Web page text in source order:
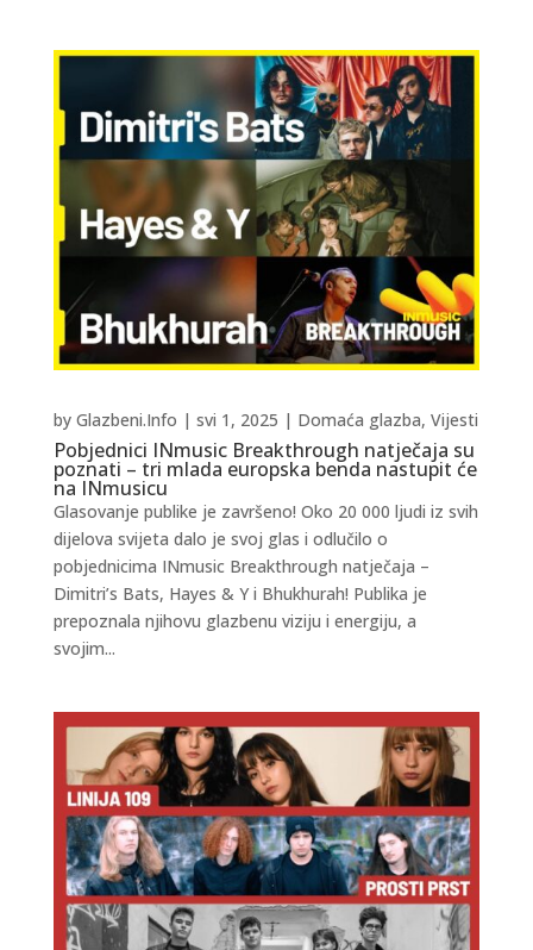
Pobjednici INmusic Breakthrough natječaja su
poznati – tri mlada europska benda nastupit će
na INmusicu
by Glazbeni.Info | svi 1, 2025 | Domaća glazba, Vijesti
Glasovanje publike je završeno! Oko 20 000 ljudi iz svih
dijelova svijeta dalo je svoj glas i odlučilo o
pobjednicima INmusic Breakthrough natječaja –
Dimitri’s Bats, Hayes & Y i Bhukhurah! Publika je
prepoznala njihovu glazbenu viziju i energiju, a
svojim...